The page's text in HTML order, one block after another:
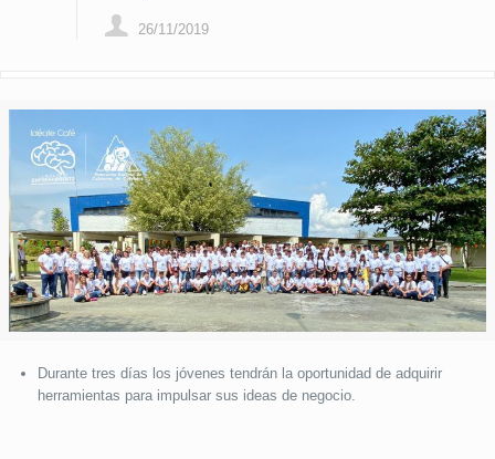
26/11/2019
Durante tres días los jóvenes tendrán la oportunidad de adquirir
herramientas para impulsar sus ideas de negocio.